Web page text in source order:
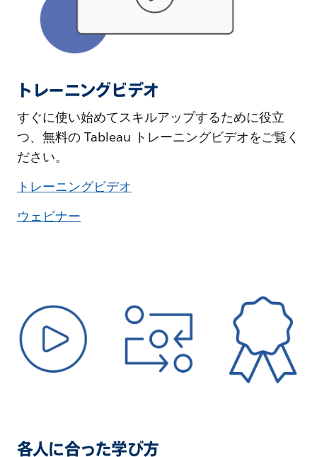
トレーニングビデオ
すぐに使い始めてスキルアップするために役立
つ、無料の Tableau トレーニングビデオをご覧く
ださい。
トレーニングビデオ
ウェビナー
各人に合った学び方